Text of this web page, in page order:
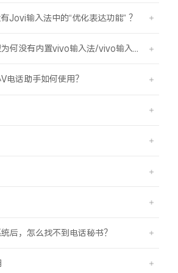
Jovi输入法中的“优化表达功能” ？
电话助手如何使用？
后，怎么找不到电话秘书？